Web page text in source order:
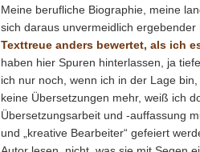
Meine berufliche Biographie, meine
sich daraus unvermeidlich ergebender
Texttreue anders bewertet, als ich
haben hier Spuren hinterlassen, ja
ich nur noch, wenn ich in der Lage
keine Übersetzungen mehr, weiß ich
Übersetzungsarbeit und -auffassung
und „kreative Bearbeiter“ gefeiert